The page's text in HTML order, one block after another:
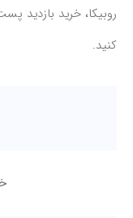
روبیکا، خرید بازدید
کنید.